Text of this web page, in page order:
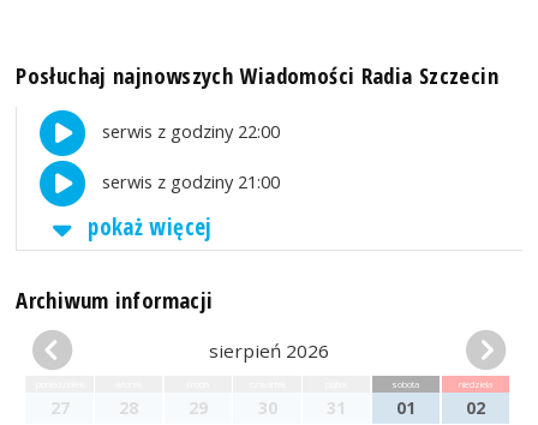
Posłuchaj najnowszych Wiadomości Radia Szczecin
serwis z godziny 22:00
serwis z godziny 21:00
pokaż więcej
Archiwum informacji
sierpień 2026
27 28 29 30 31
sobota
01
niedziela
02